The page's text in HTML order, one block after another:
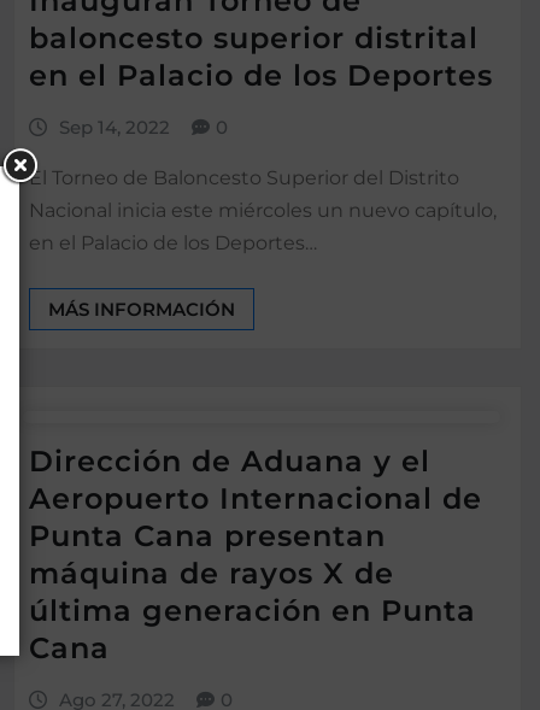
baloncesto superior distrital
en el Palacio de los Deportes
Sep 14, 2022 0
El Torneo de Baloncesto Superior del Distrito
Nacional inicia este miércoles un nuevo capítulo,
en el Palacio de los Deportes…
MÁS INFORMACIÓN
Dirección de Aduana y el
Aeropuerto Internacional de
Punta Cana presentan
máquina de rayos X de
última generación en Punta
Cana
Ago 27, 2022 0